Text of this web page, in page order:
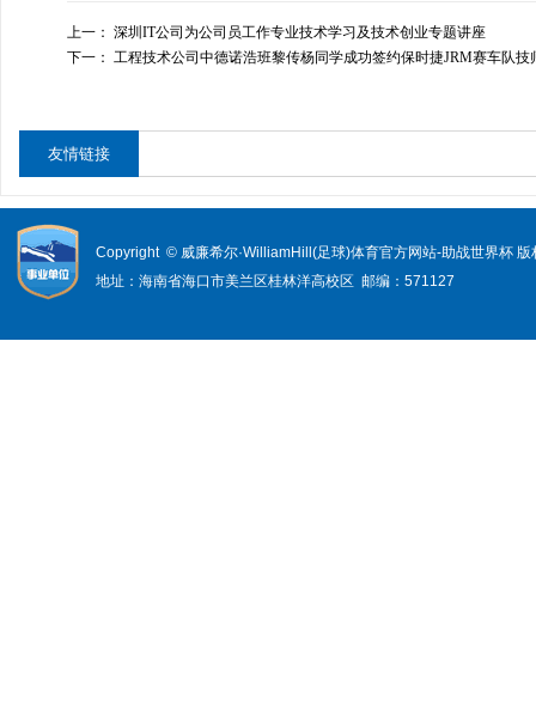
上一： 深圳IT公司为公司员工作专业技术学习及技术创业专题讲座
下一： 工程技术公司中德诺浩班黎传杨同学成功签约保时捷JRM赛车队技
友情链接
Copyright © 威廉希尔·WilliamHill(足球)体育官方网站-助战世界杯
地址：海南省海口市美兰区桂林洋高校区 邮编：571127